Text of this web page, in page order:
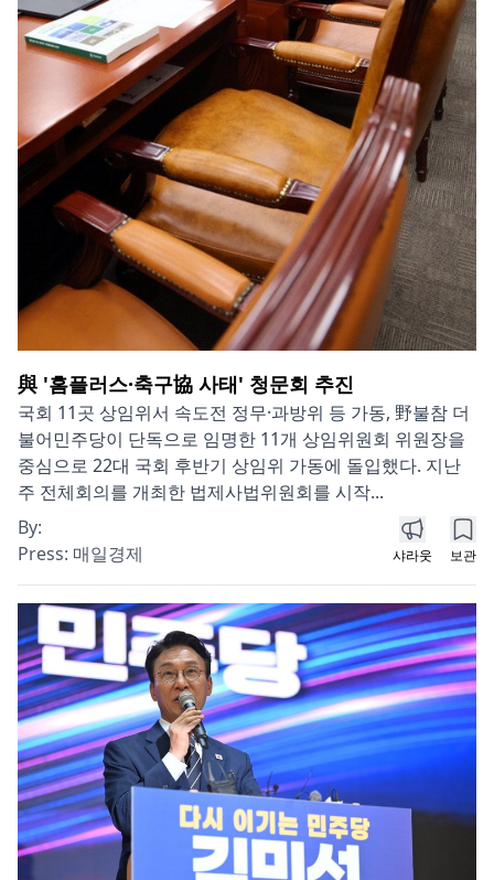
與 '홈플러스·축구協 사태' 청문회 추진
국회 11곳 상임위서 속도전 정무·과방위 등 가동, 野불참 더
불어민주당이 단독으로 임명한 11개 상임위원회 위원장을
중심으로 22대 국회 후반기 상임위 가동에 돌입했다. 지난
주 전체회의를 개최한 법제사법위원회를 시작...
By:
Press: 매일경제 샤라웃 보관